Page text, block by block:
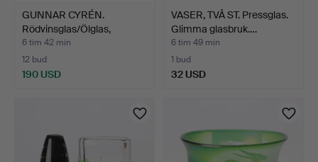
GUNNAR CYRÉN.
Rödvinsglas/Ölglas,
"Karolin…
6 tim 42 min
12 bud
190 USD
VASER, TVÅ ST. Pressglas.
Glimma glasbruk.…
6 tim 49 min
1 bud
32 USD